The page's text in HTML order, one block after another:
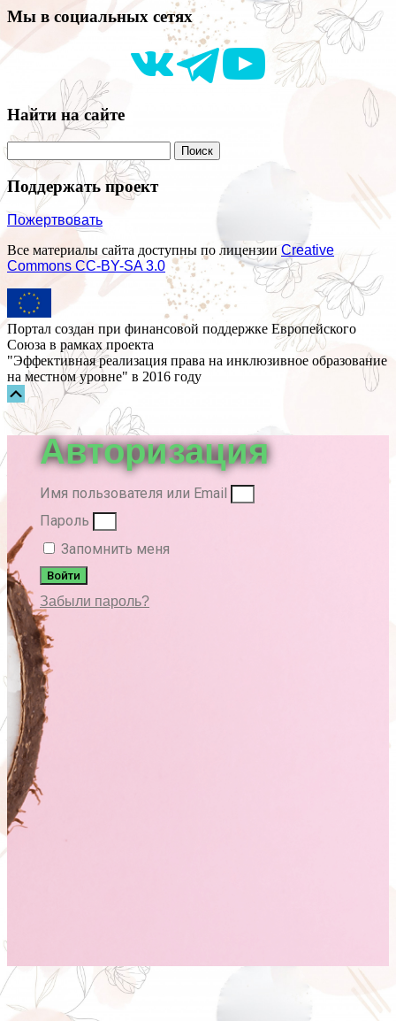
Мы в социальных сетях
Найти на сайте
Поддержать проект
Пожертвовать
Все материалы сайта доступны по лицензии Creative
Commons СС-BY-SA 3.0
Портал создан при финансовой поддержке Европейского
Союза в рамках проекта
"Эффективная реализация права на инклюзивное образование
на местном уровне" в 2016 году
Прокрутка
вверх
Авторизация
Имя пользователя или Email
Пароль
Запомнить меня
Войти
Забыли пароль?